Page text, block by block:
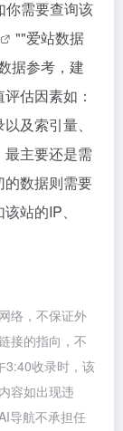
你需要查询该
""爱站数据
据参考，建
估因素如：
及索引量、
主要还是需
的数据则需要
站的IP、
络，不保证外
接的指向，不
3:40收录时，该
容如出现违
导航不承担任